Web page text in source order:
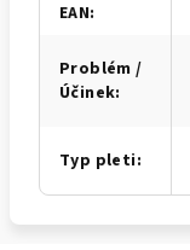
EAN:
Problém /
Účinek:
Typ pleti: